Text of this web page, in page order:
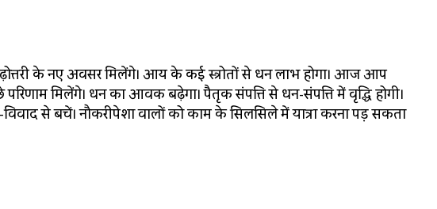
के नए अवसर मिलेंगे। आय के कई स्त्रोतों से धन लाभ होगा। आज आप
मिलेंगे। धन का आवक बढ़ेगा। पैतृक संपत्ति से धन-संपत्ति में वृद्धि होगी।
से बचें। नौकरीपेशा वालों को काम के सिलसिले में यात्रा करना पड़ सकता